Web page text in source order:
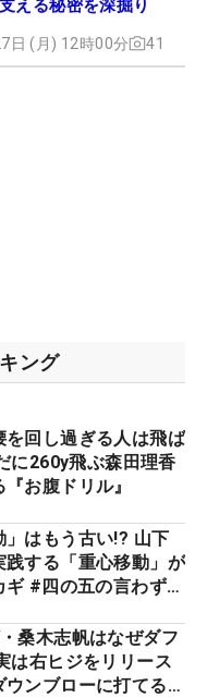
える秘密を深掘り
日 (月) 12時00分 41
ング
を回し過ぎる人は飛ば
260y飛ぶ森田理香
お腹ドリル』
」はもう古い!? 山下
践する「重心移動」が
ギ #四の五の言わず振
桑木志帆はなぜダフ
は右ヒジをリリース
ウンブローに打てる #